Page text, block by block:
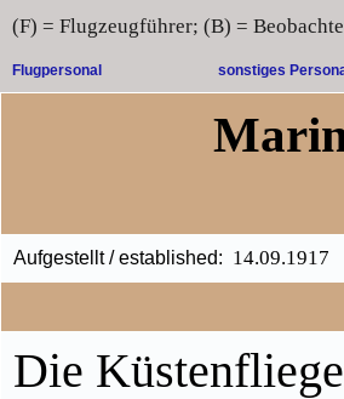
(F) = Flugzeugführer; (B) =
Flugpersonal sonstiges
Aufgestellt / established: 14.09.1917
Die